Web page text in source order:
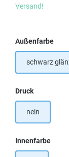
Versand!
Außenfarbe
schwarz
Druckauswählen
nein
Innenfarbe